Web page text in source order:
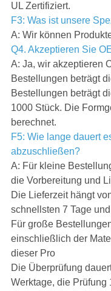
UL Zertifiziert.
F3: Was ist unsere
A: Wir können
Q4. Akzeptieren Sie
A: Ja, wir akzeptieren
Bestellungen beträgt
Bestellungen beträgt
1000 Stück. Die
berechnet.
F5: Wie lange dauert
abzuschließen?
A: Für kleine
die Vorbereitung und
Die Lieferzeit hängt
schnellsten 7 Tage
Für große
einschließlich der
dieser Pro
Die Überprüfung
Werktage, die Prüfung